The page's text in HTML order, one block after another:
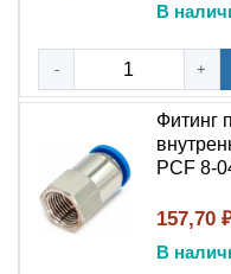
В
- +
Фитинг
PCF 8-
157,70
В